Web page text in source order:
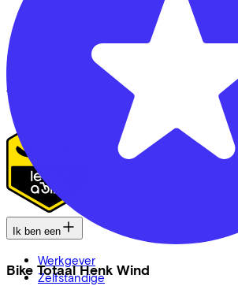
Bike Totaal Henk Wind
Security & Privacy
Trotse partner van
Ik ben een
Werkgever
Zelfstandige